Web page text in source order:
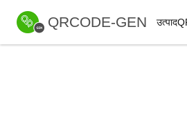
QRCODE-GEN उत्पाद